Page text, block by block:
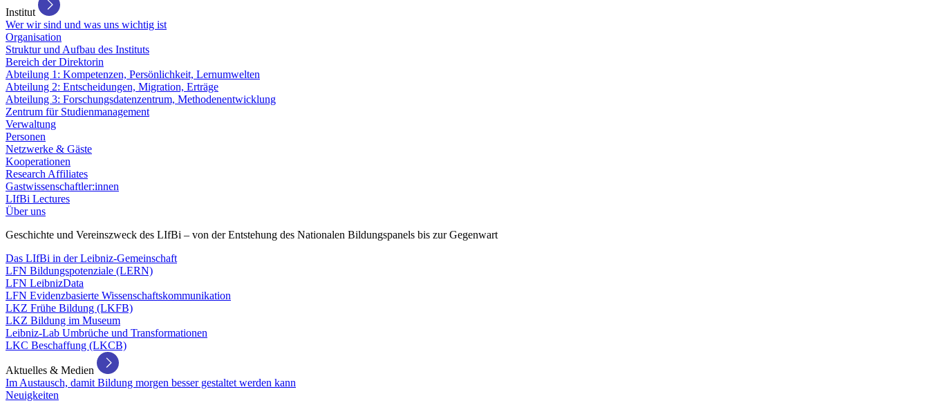
Institut
Wer wir sind und was uns wichtig ist
Organisation
Struktur und Aufbau des Instituts
Bereich der Direktorin
Abteilung 1: Kompetenzen, Persönlichkeit, Lernumwelten
Abteilung 2: Entscheidungen, Migration, Erträge
Abteilung 3: Forschungsdatenzentrum, Methodenentwicklung
Zentrum für Studienmanagement
Verwaltung
Personen
Netzwerke & Gäste
Kooperationen
Research Affiliates
Gastwissenschaftler:innen
LIfBi Lectures
Über uns
Geschichte und Vereinszweck des LIfBi – von der Entstehung des Nationalen Bildungspanels bis zur Gegenwart
Das LIfBi in der Leibniz-Gemeinschaft
LFN Bildungspotenziale (LERN)
LFN LeibnizData
LFN Evidenzbasierte Wissenschaftskommunikation
LKZ Frühe Bildung (LKFB)
LKZ Bildung im Museum
Leibniz-Lab Umbrüche und Transformationen
LKC Beschaffung (LKCB)
Aktuelles & Medien
Im Austausch, damit Bildung morgen besser gestaltet werden kann
Neuigkeiten